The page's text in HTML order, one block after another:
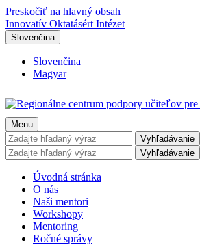
Preskočiť na hlavný obsah
Innovatív Oktatásért Intézet
Slovenčina
Slovenčina
Magyar
Menu
Vyhľadávanie
Vyhľadávanie
Úvodná stránka
O nás
Naši mentori
Workshopy
Mentoring
Ročné správy